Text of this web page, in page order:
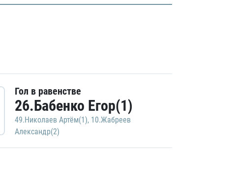
Гол в равенстве
26.Бабенко Егор(1)
49.Николаев Артём(1), 10.Жабреев
Александр(2)